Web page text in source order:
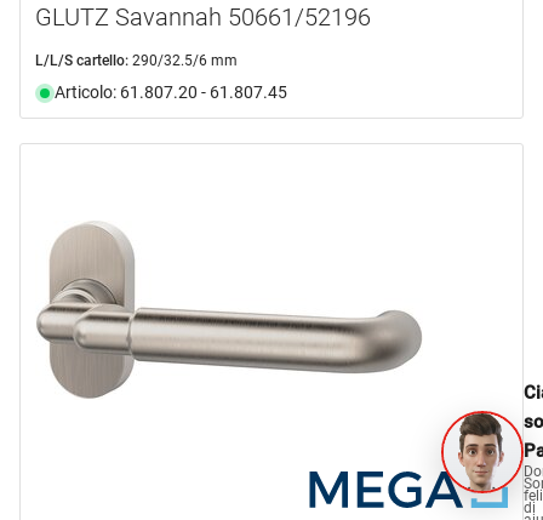
GLUTZ Savannah 50661/52196
L/L/S cartello: 290/32.5/6 mm
Articolo: 61.807.20 - 61.807.45
di